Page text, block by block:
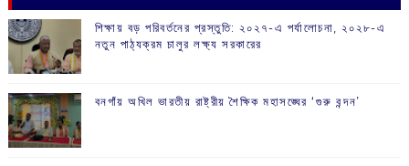
শিক্ষায় বড় পরিবর্তনের প্রস্তুতি: ২০২৭-এ পর্যালোচনা, ২০২৮-এ
নতুন পাঠ্যক্রম চালুর লক্ষ্য সরকারের
বনগাঁয় অখিল ভারতীয় রাষ্ট্রীয় শৈক্ষিক মহাসঙ্ঘের ‘গুরু বন্দন’